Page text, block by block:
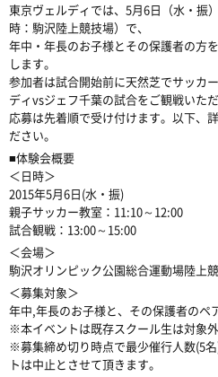
東京ヴェルディでは、5月6日（水・振
時：駒沢陸上競技場）で、
年中・年長のお子様とその保護者の方
します。
参加者は試合開始前に天然芝でサッカ
ディvsジェフ千葉の試合をご観戦いただ
応募は先着順で受け付けます。以下、
ださい。
■体験会概要
＜日時＞
2015年5月6日(水・振)
親子サッカー教室：11:10～12:00
試合観戦：13:00～15:00
＜会場＞
駒沢オリンピック公園総合運動場陸上
＜募集対象＞
年中,年長のお子様と、その保護者のペ
※本イベントは既存スクール生は対象外
※募集締め切り時点で最少催行人数(5
トは中止とさせて頂きます。